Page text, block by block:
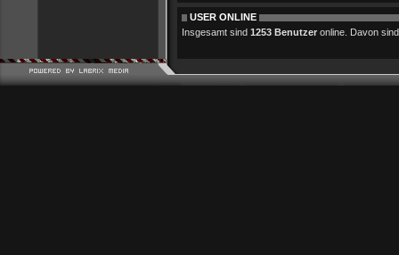
USER ONLINE
Insgesamt sind 1253 Benutzer online. Davon